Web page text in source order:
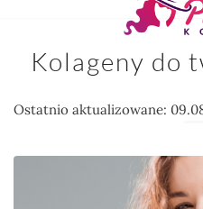
Kolageny do
Ostatnio aktualizowane: